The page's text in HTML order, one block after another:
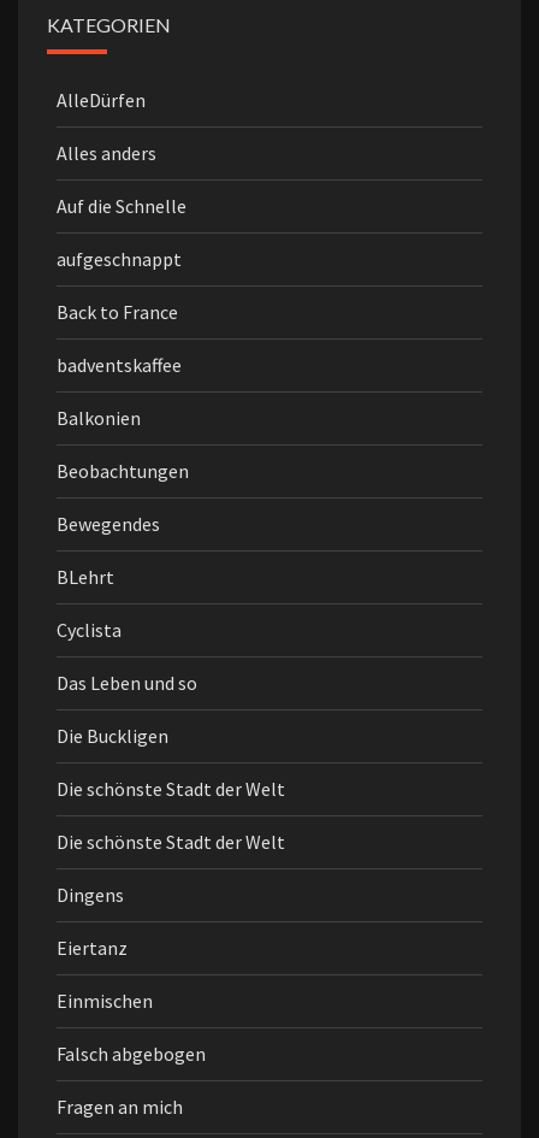
KATEGORIEN
AlleDürfen
Alles anders
Auf die Schnelle
aufgeschnappt
Back to France
badventskaffee
Balkonien
Beobachtungen
Bewegendes
BLehrt
Cyclista
Das Leben und so
Die Buckligen
Die schönste Stadt der Welt
Die schönste Stadt der Welt
Dingens
Eiertanz
Einmischen
Falsch abgebogen
Fragen an mich